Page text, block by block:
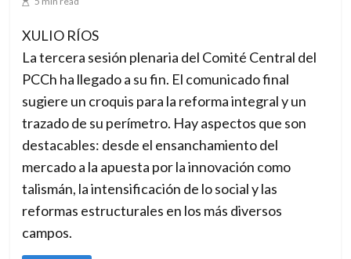
XULIO RÍOS
La tercera sesión plenaria del Comité Central del
PCCh ha llegado a su fin. El comunicado final
sugiere un croquis para la reforma integral y un
trazado de su perímetro. Hay aspectos que son
destacables: desde el ensanchamiento del
mercado a la apuesta por la innovación como
talismán, la intensificación de lo social y las
reformas estructurales en los más diversos
campos.